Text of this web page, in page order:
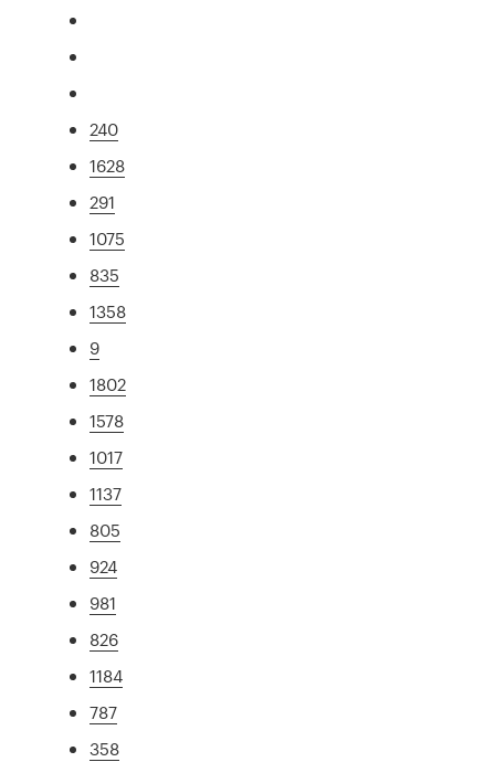
240
1628
291
1075
835
1358
9
1802
1578
1017
1137
805
924
981
826
1184
787
358